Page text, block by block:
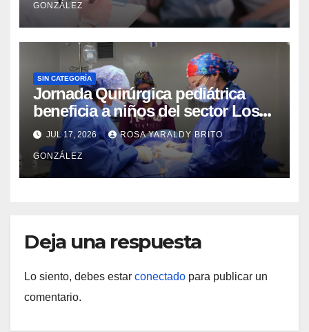
GONZÁLEZ
SIN CATEGORÍA
Jornada Quirúrgica pediátrica
beneficia a niños del sector Los
Curos
JUL 17, 2026 ROSA YARALDY BRITO
GONZÁLEZ
Deja una respuesta
Lo siento, debes estar conectado para publicar un
comentario.